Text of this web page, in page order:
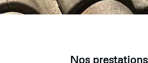
Nos prestations